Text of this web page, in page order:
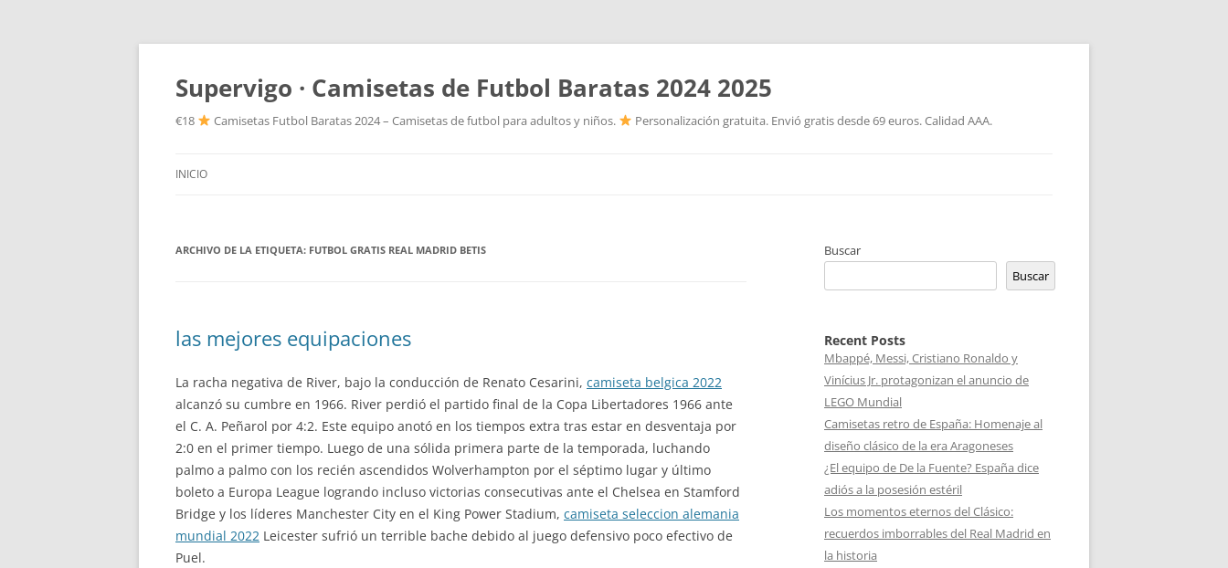
Supervigo · Camisetas de Futbol Baratas 2024 2025
€18 Camisetas Futbol Baratas 2024 – Camisetas de futbol para adultos y niños. Personalización gratuita. Envió gratis desde 69 euros. Calidad AAA.
INICIO
ARCHIVO DE LA ETIQUETA: FUTBOL GRATIS REAL MADRID BETIS
las mejores equipaciones
La racha negativa de River, bajo la conducción de Renato Cesarini, camiseta belgica 2022
alcanzó su cumbre en 1966. River perdió el partido final de la Copa Libertadores 1966 ante
el C. A. Peñarol por 4:2. Este equipo anotó en los tiempos extra tras estar en desventaja por
2:0 en el primer tiempo. Luego de una sólida primera parte de la temporada, luchando
palmo a palmo con los recién ascendidos Wolverhampton por el séptimo lugar y último
boleto a Europa League logrando incluso victorias consecutivas ante el Chelsea en Stamford
Bridge y los líderes Manchester City en el King Power Stadium, camiseta seleccion alemania
mundial 2022 Leicester sufrió un terrible bache debido al juego defensivo poco efectivo de
Puel.
Buscar
Buscar
Recent Posts
Mbappé, Messi, Cristiano Ronaldo y
Vinícius Jr. protagonizan el anuncio de
LEGO Mundial
Camisetas retro de España: Homenaje al
diseño clásico de la era Aragoneses
¿El equipo de De la Fuente? España dice
adiós a la posesión estéril
Los momentos eternos del Clásico:
recuerdos imborrables del Real Madrid en
la historia